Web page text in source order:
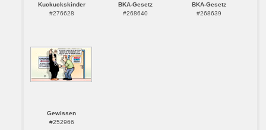
Kuckuckskinder
#276628
BKA-Gesetz
#268640
BKA-Gesetz
#268639
Gewissen
#252966